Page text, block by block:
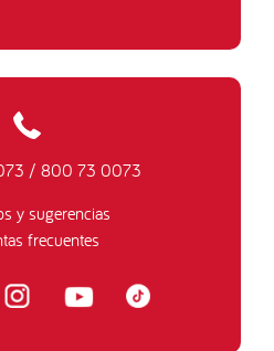
/ 800 73 0073
y sugerencias
frecuentes